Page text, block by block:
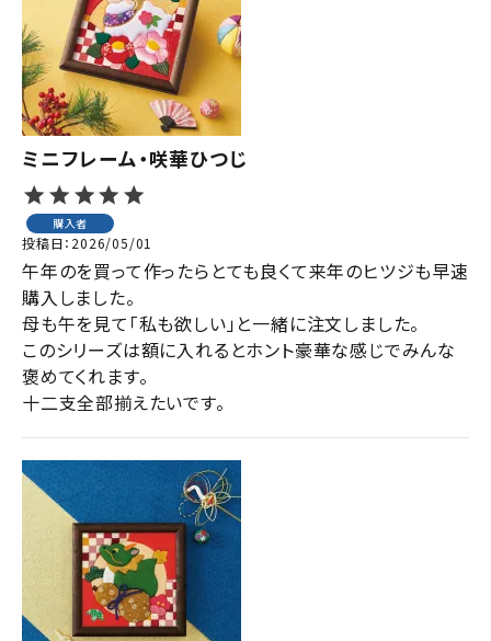
レビューを見る
コーポレートサイト
実店舗案内
デイサービス／
介護施設関係の方へ
最新のチラシはこちら
お問い合わせ
ACCOUNT MENU
ようこそ ゲスト 様
meeting_room ログイン person 会員登録
ミニフレーム・咲華ひつじ
購入者
投稿日 2026/05/01
午年のを買って作ったらとても良くて来年のヒツジも早速
購入しました。
母も午を見て「私も欲しい」と一緒に注文しました。
このシリーズは額に入れるとホント豪華な感じでみんな
褒めてくれます。
十二支全部揃えたいです。